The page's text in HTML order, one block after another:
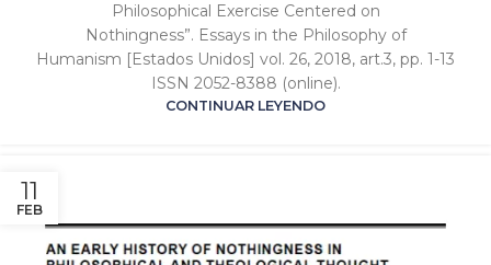
Philosophical Exercise Centered on
Nothingness”. Essays in the Philosophy of
Humanism [Estados Unidos] vol. 26, 2018, art.3, pp. 1-13
ISSN 2052-8388 (online).
CONTINUAR LEYENDO
11
FEB